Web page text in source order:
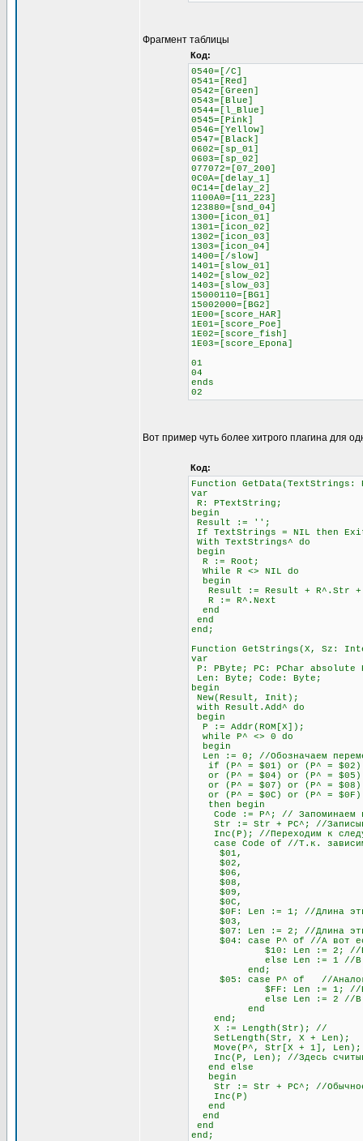
Фрагмент таблицы
Код:
0540=[/C]
0541=[Red]
0542=[Green]
0543=[Blue]
0544=[l_Blue]
0545=[Pink]
0546=[Yellow]
0547=[Black]
0602=[sp_01]
0603=[sp_02]
077072=[07_200]
0C0A=[delay_1]
0C14=[delay_2]
1100A0=[11_223]
123880=[snd_04]
1300=[icon_01]
1301=[icon_02]
1302=[icon_03]
1303=[icon_04]
1400=[/slow]
1401=[slow_01]
1402=[slow_02]
1403=[slow_03]
15000110=[BG1]
15002000=[BG2]
1E00=[score_HAR]
1E01=[score_Poe]
1E02=[score_fish]
1E03=[score_Epona]
01
04
ends
02
Вот пример чуть более хитрого плагина для
Код:
Function
var
R: PTextString;
begin
Result := '';
If TextStrings = NIL then
With TextStrings^ do
begin
R := Root;
While R <> NIL do
begin
Result := Result + R^.Str +
R := R^.Next
end
end
end;
Function GetStrings(X, Sz:
var
P: PByte; PC: PChar absolute
Len: Byte; Code: Byte;
begin
New(Result, Init);
with Result.Add^ do
begin
P := Addr(ROM[X]);
while P^ <> 0 do
begin
Len := 0; //Обозначаем
if (P^ = $01) or (P^ = $02) or
or (P^ = $04) or (P^ = $05) or
or (P^ = $07) or (P^ = $08)
or (P^ = $0C) or (P^ = $0F)
then begin
Code := P^; // Запоминаем
Str := Str + PC^; //
Inc(P); //Переходим к
case Code of //Т.к.
$01,
$02,
$06,
$08,
$09,
$0C,
$0F: Len := 1; //Длина этих
$03,
$07: Len := 2; //Длина этих
$04: case P^ of //А вот если
$10: Len := 2; //Если
else Len := 1 //В любом
end;
$05: case P^ of //
$FF: Len := 1; //Если
else Len := 2 //В любом
end
end;
X := Length(Str); //
SetLength(Str, X +
Move(P^, Str[X + 1],
Inc(P, Len); //Здесь
end else
begin
Str := Str + PC^; //Обычное
Inc(P)
end
end
end
end;